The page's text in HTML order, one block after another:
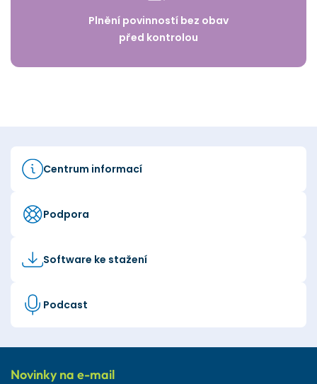
Plnění povinností bez obav
před kontrolou
Centrum informací
Podpora
Software ke stažení
Podcast
Novinky na e-mail